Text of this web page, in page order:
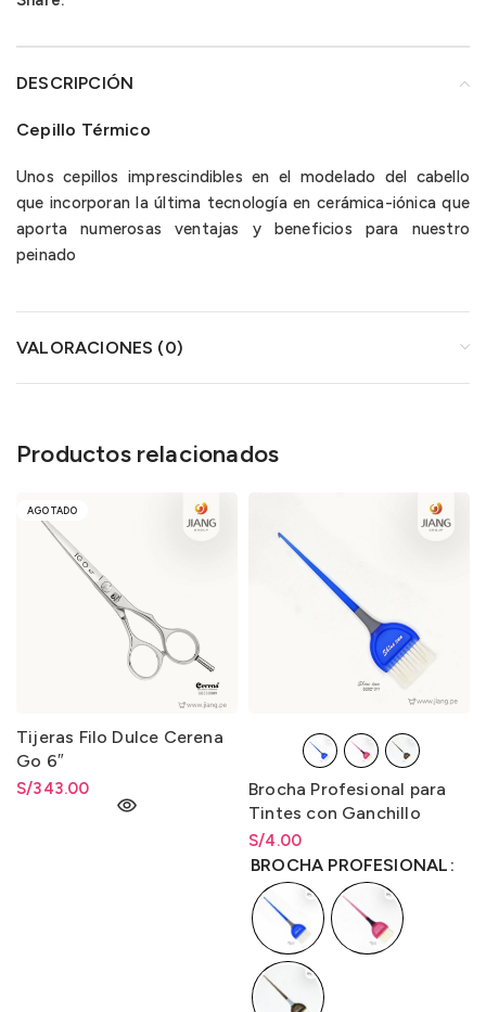
DESCRIPCIÓN
Cepillo Térmico
Unos cepillos imprescindibles en el modelado del cabello
que incorporan la última tecnología en cerámica-iónica que
aporta numerosas ventajas y beneficios para nuestro
peinado
VALORACIONES (0)
Productos relacionados
AGOTADO
Tijeras Filo Dulce Cerena
Go 6″
S/343.00
Brocha Profesional para
Tintes con Ganchillo
S/4.00
Rango de precios: desde
S/4.00hastaS/4.00
BROCHA PROFESIONAL